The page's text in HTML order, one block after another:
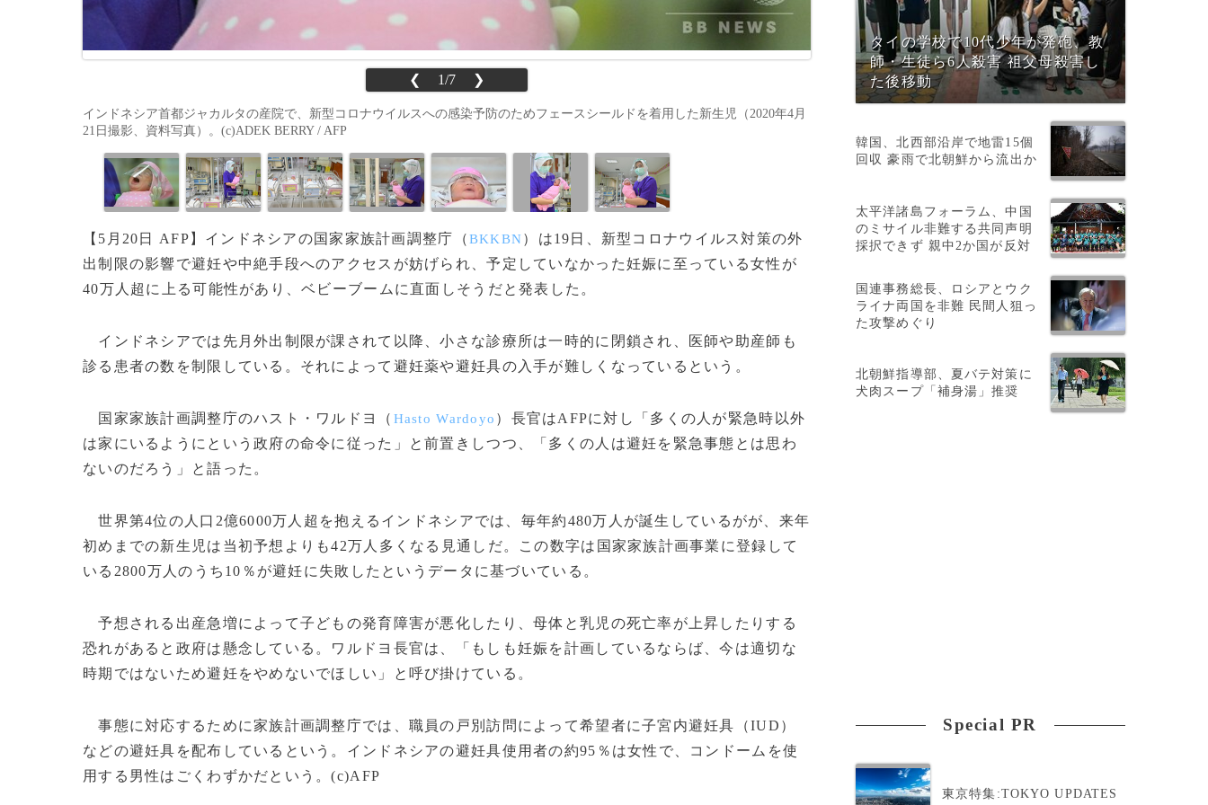
❮ 1/7 ❯
インドネシア首都ジャカルタの産院で、新型コロナウイルスへの感染予防のためフェースシールドを着用した新生児（2020年4月
21日撮影、資料写真）。(c)ADEK BERRY / AFP
【5月20日 AFP】インドネシアの国家家族計画調整庁（BKKBN）は19日、新型コロナウイルス対策の外
出制限の影響で避妊や中絶手段へのアクセスが妨げられ、予定していなかった妊娠に至っている女性が
40万人超に上る可能性があり、ベビーブームに直面しそうだと発表した。
インドネシアでは先月外出制限が課されて以降、小さな診療所は一時的に閉鎖され、医師や助産師も
診る患者の数を制限している。それによって避妊薬や避妊具の入手が難しくなっているという。
国家家族計画調整庁のハスト・ワルドヨ（ Hasto Wardoyo ）長官はAFPに対し「多くの人が緊急時以外
は家にいるようにという政府の命令に従った」と前置きしつつ、「多くの人は避妊を緊急事態とは思わ
ないのだろう」と語った。
世界第4位の人口2億6000万人超を抱えるインドネシアでは、毎年約480万人が誕生しているがが、来年
初めまでの新生児は当初予想よりも42万人多くなる見通しだ。この数字は国家家族計画事業に登録して
いる2800万人のうち10％が避妊に失敗したというデータに基づいている。
予想される出産急増によって子どもの発育障害が悪化したり、母体と乳児の死亡率が上昇したりする
恐れがあると政府は懸念している。ワルドヨ長官は、「もしも妊娠を計画しているならば、今は適切な
時期ではないため避妊をやめないでほしい」と呼び掛けている。
事態に対応するために家族計画調整庁では、職員の戸別訪問によって希望者に子宮内避妊具（IUD）
などの避妊具を配布しているという。インドネシアの避妊具使用者の約95％は女性で、コンドームを使
用する男性はごくわずかだという。(c)AFP
タイの学校で10代少年が発砲、教
師・生徒ら6人殺害 祖父母殺害し
た後移動
韓国、北西部沿岸で地雷15個
回収 豪雨で北朝鮮から流出か
太平洋諸島フォーラム、中国
のミサイル非難する共同声明
採択できず 親中2か国が反対
国連事務総長、ロシアとウク
ライナ両国を非難 民間人狙っ
た攻撃めぐり
北朝鮮指導部、夏バテ対策に
犬肉スープ「補身湯」推奨
Special PR
東京特集:TOKYO UPDATES